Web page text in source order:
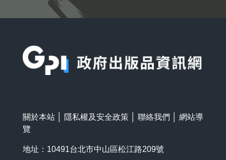
關於本站 隱私權及安全政策 聯絡我們
網站導
覽
地址：10491台北市中山區松江路209號